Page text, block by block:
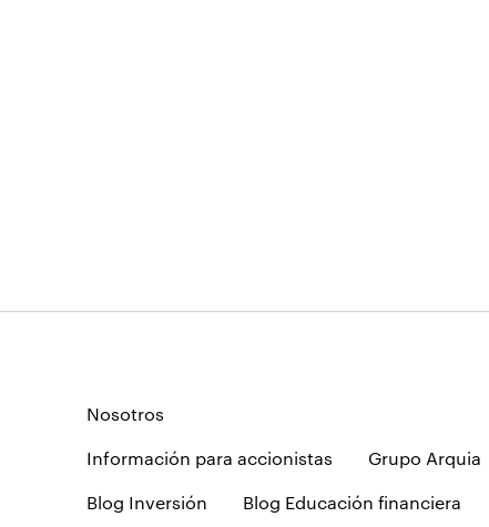
Nosotros
Información para accionistas Grupo Arquia
Blog Inversión Blog Educación financiera